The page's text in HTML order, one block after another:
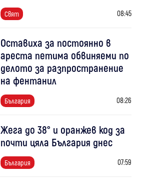
Свят 08:45
Оставиха за постоянно в
ареста петима обвиняеми по
делото за разпространение
на фентанил
България 08:26
Жега до 38° и оранжев код за
почти цяла България днес
България 07:59